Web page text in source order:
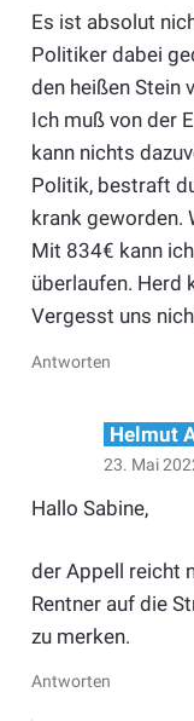
Es ist absolut
Politiker dabei
den heißen Stein
Ich muß von der
kann nichts
Politik, bestraft
krank geworden.
Mit 834€ kann
überlaufen. Herd
Vergesst uns
Antworten
Helmut
23. Mai
Hallo Sabine,
der Appell reicht
Rentner auf die
zu merken.
Antworten